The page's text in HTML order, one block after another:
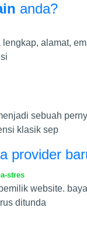
anda?
alamat,
sebuah
klasik sep
provider
stres
website.
ditunda